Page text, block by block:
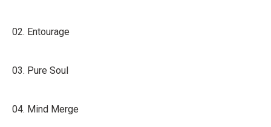
02. Entourage
03. Pure Soul
04. Mind Merge